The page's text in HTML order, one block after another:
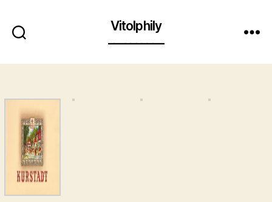
Vitolphily